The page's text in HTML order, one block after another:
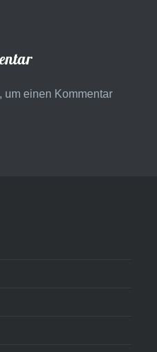
um einen Kommentar